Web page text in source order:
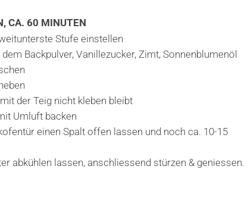
CA. 60 MINUTEN
Stufe einstellen
Backpulver, Vanillezucker, Zimt, Sonnenblumenöl
der Teig nicht kleben bleibt
Umluft backen
einen Spalt offen lassen und noch ca. 10-15
abkühlen lassen, anschliessend stürzen & geniessen.